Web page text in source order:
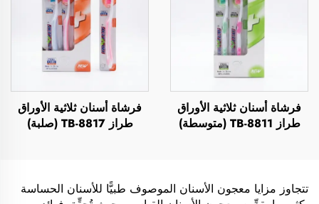
فرشاة أسنان ثلاثية الأوراق
طراز TB-8811 (متوسطة)
فرشاة أسنان ثلاثية الأوراق
طراز TB-8817 (صلبة)
تتجاوز مزايا معجون الأسنان الموصوف طبيًّا للأسنان الحساسة